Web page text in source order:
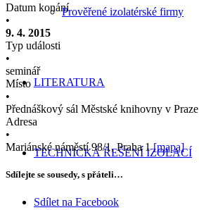
Prověřené izolatérské firmy
LITERATURA
TECHNICKÁ ŘEŠENÍ IZOLACÍ
Datum konání
•
9. 4. 2015
Typ události
•
seminář
Místo
•
Přednáškový sál Městské knihovny v Praze
Adresa
•
Mariánské náměstí 98/1, Praha 1[mapa]
Sdílejte se sousedy, s přáteli…
Sdílet na Facebook